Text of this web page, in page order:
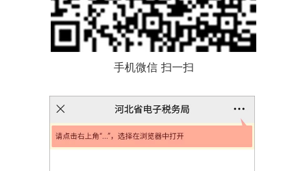
手机微信 扫一扫